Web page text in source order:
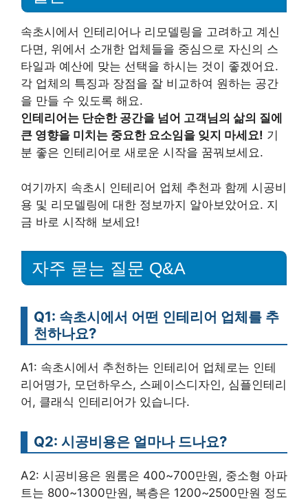
속초시에서 인테리어나 리모델링을 고려하고 계신
다면, 위에서 소개한 업체들을 중심으로 자신의 스
타일과 예산에 맞는 선택을 하시는 것이 좋겠어요.
각 업체의 특징과 장점을 잘 비교하여 원하는 공간
을 만들 수 있도록 해요.
인테리어는 단순한 공간을 넘어 고객님의 삶의 질에
큰 영향을 미치는 중요한 요소임을 잊지 마세요! 기
분 좋은 인테리어로 새로운 시작을 꿈꿔보세요.
여기까지 속초시 인테리어 업체 추천과 함께 시공비
용 및 리모델링에 대한 정보까지 알아보았어요. 지
금 바로 시작해 보세요!
자주 묻는 질문 Q&A
Q1: 속초시에서 어떤 인테리어 업체를 추
천하나요?
A1: 속초시에서 추천하는 인테리어 업체로는 인테
리어명가, 모던하우스, 스페이스디자인, 심플인테리
어, 클래식 인테리어가 있습니다.
Q2: 시공비용은 얼마나 드나요?
A2: 시공비용은 원룸은 400~700만원, 중소형 아파
트는 800~1300만원, 복층은 1200~2500만원 정도